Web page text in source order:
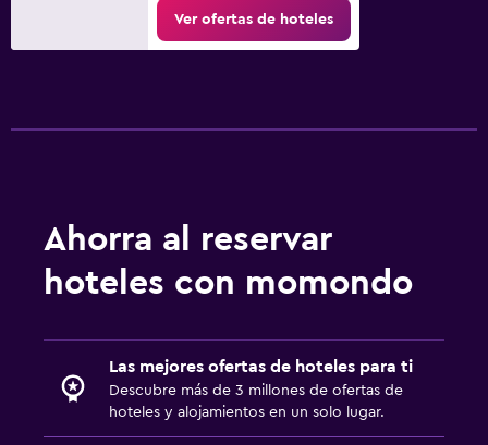
Ver ofertas de hoteles
Ahorra al reservar
hoteles con momondo
Las mejores ofertas de hoteles para ti
Descubre más de 3 millones de ofertas de
hoteles y alojamientos en un solo lugar.